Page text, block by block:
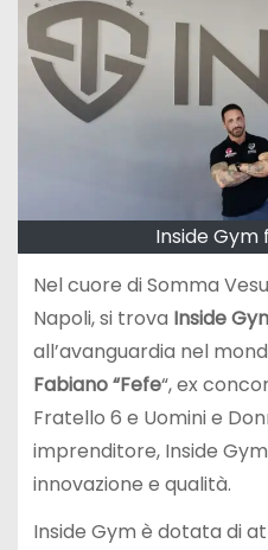
Inside
Nel cuore di Somma
Napoli, si trova Inside
all’avanguardia nel
Fabiano “Fefe“, ex
Fratello 6 e Uomini e
imprenditore, Inside
innovazione e qualità.
Inside Gym è dotata di